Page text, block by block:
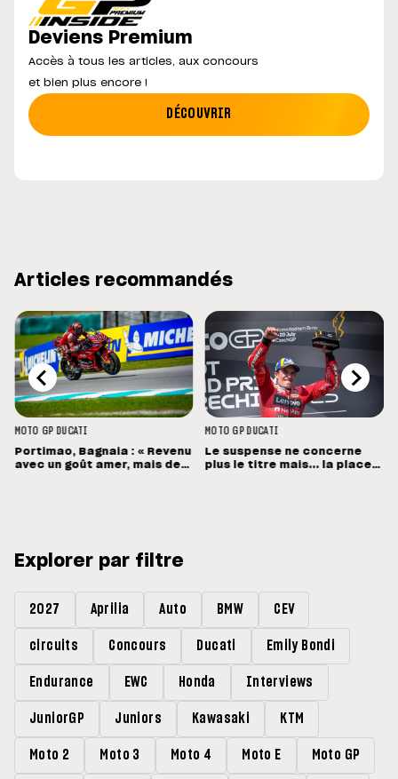
Deviens Premium
Accès à tous les articles, aux concours
et bien plus encore !
DÉCOUVRIR
Articles recommandés
MOTO GP DUCATI
Portimao, Bagnaia : « Revenu
avec un goût amer, mais des
MOTO GP DUCATI
Le suspense ne concerne
plus le titre mais... la place
Explorer par filtre
2027 Aprilia Auto BMW CEV
circuits Concours Ducati Emily Bondi
Endurance EWC Honda Interviews
JuniorGP Juniors Kawasaki KTM
Moto 2 Moto 3 Moto 4 Moto E Moto GP